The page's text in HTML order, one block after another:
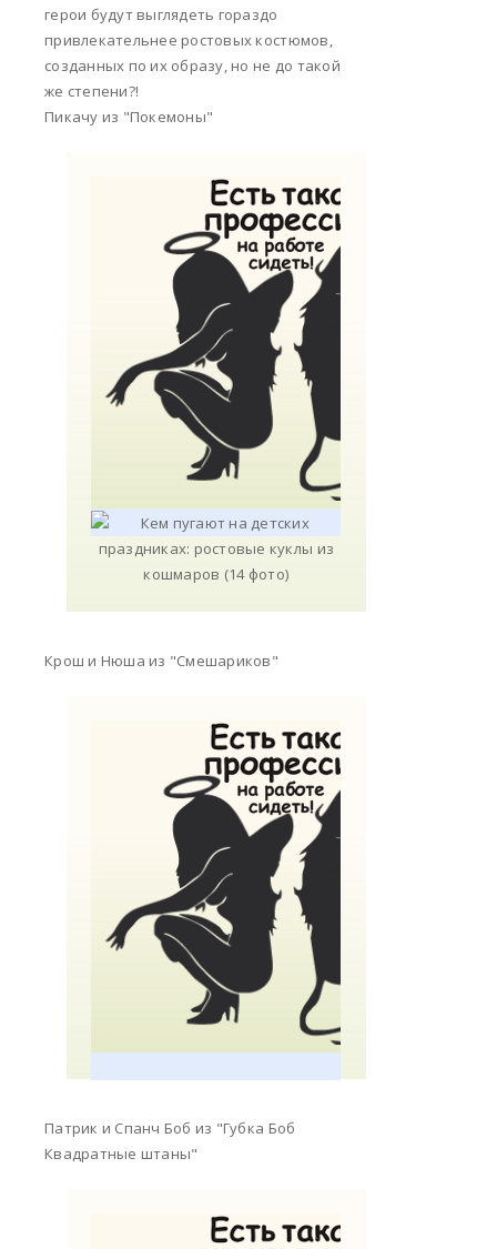
герои будут выглядеть гораздо
привлекательнее ростовых костюмов,
созданных по их образу, но не до такой
же степени?!
Пикачу из "Покемоны"
Крош и Нюша из "Смешариков"
Патрик и Спанч Боб из "Губка Боб
Квадратные штаны"